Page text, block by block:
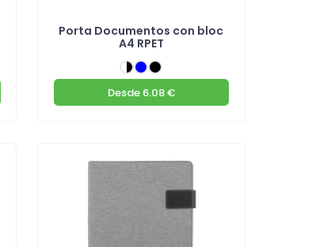
Porta Documentos con bloc
A4 RPET
Desde6.08 €